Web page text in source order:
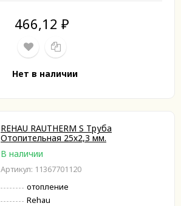
466,12 ₽
Нет в наличии
REHAU RAUTHERM S Труба
Отопительная 25х2,3 мм.
В наличии
Артикул: 11367701120
отопление
Rehau